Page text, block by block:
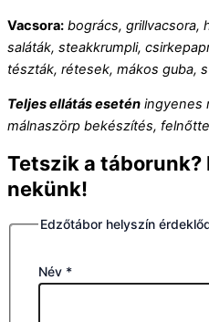
Vacsora: bogrács, grillvacsora,
saláták, steakkrumpli,
tészták, rétesek, mákos guba,
Teljes ellátás esetén ingyenes
málnaszörp bekészítés,
Tetszik a táborunk?
nekünk!
Edzőtábor helyszín
Név *